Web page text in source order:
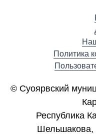
Политика
© Суоярвский
Республика
Шельшакова,